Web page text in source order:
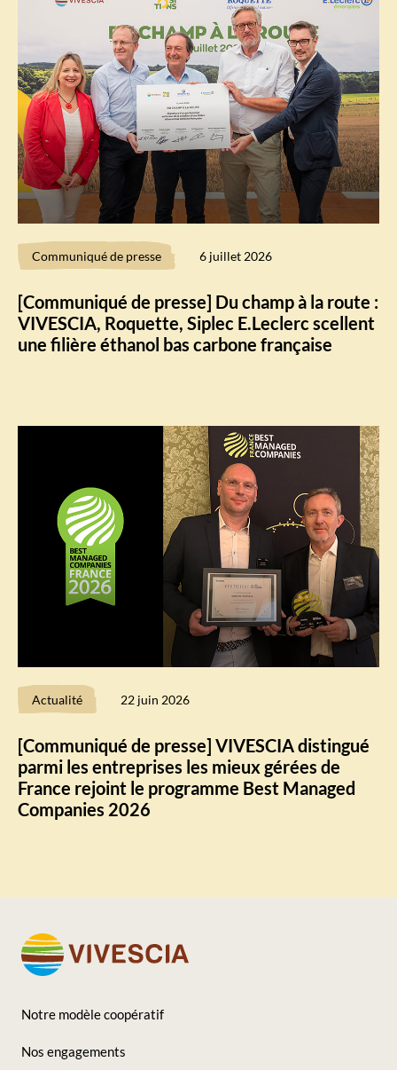
Communiqué de presse 6 juillet 2026
[Communiqué de presse] Du champ à la route :
VIVESCIA, Roquette, Siplec E.Leclerc scellent
une filière éthanol bas carbone française
Actualité 22 juin 2026
[Communiqué de presse] VIVESCIA distingué
parmi les entreprises les mieux gérées de
France rejoint le programme Best Managed
Companies 2026
Notre modèle coopératif
Nos engagements